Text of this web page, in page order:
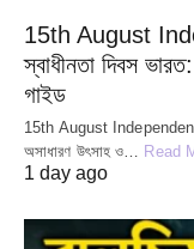
15th August
স্বাধীনতা দিবস
গাইড
15th August
অসাধারণ উৎসাহ ও…
Read
1 day ago